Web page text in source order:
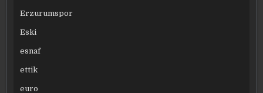
Erzurumspor
Eski
esnaf
ettik
euro